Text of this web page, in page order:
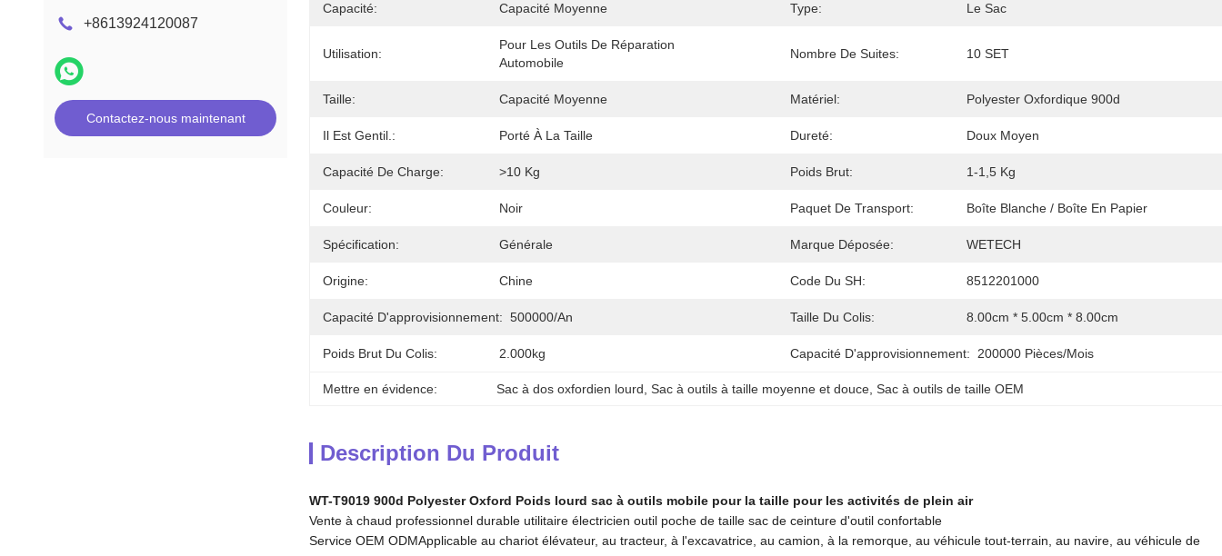
+8613924120087
Contactez-nous maintenant
Capacité: Capacité Moyenne Type: Le Sac
Utilisation:
Pour Les Outils De Réparation
Automobile
Nombre De Suites: 10 SET
Taille: Capacité Moyenne Matériel: Polyester Oxfordique 900d
Il Est Gentil.: Porté À La Taille Dureté: Doux Moyen
Capacité De Charge: >10 Kg Poids Brut: 1-1,5 Kg
Couleur: Noir Paquet De Transport: Boîte Blanche / Boîte En Papier
Spécification: Générale Marque Déposée: WETECH
Origine: Chine Code Du SH: 8512201000
Capacité D'approvisionnement: 500000/an Taille Du Colis: 8.00cm * 5.00cm * 8.00cm
Poids Brut Du Colis: 2.000kg Capacité D'approvisionnement: 200000 Pièces/mois
Mettre en évidence: Sac à dos oxfordien lourd , Sac à outils à taille moyenne et douce , Sac à outils de taille OEM
Description Du Produit
WT-T9019 900d Polyester Oxford Poids lourd sac à outils mobile pour la taille pour les activités de plein air
Vente à chaud professionnel durable utilitaire électricien outil poche de taille sac de ceinture d'outil confortable
Service OEM ODMApplicable au chariot élévateur, au tracteur, à l'excavatrice, au camion, à la remorque, au véhicule tout-terrain, au navire, au véhicule de